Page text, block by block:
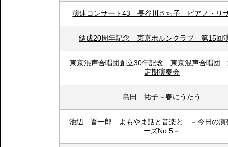
演連コンサート43 長谷川さち子 ピアノ・リ
結成20周年記念 東京ホルンクラブ 第15回
東京混声合唱団創立30年記念 東京混声合唱団
定期演奏会
島田 祐子～春にうたう
池辺 晋一郎 よもやま話と音楽と －今日の演
ーズNo.5－